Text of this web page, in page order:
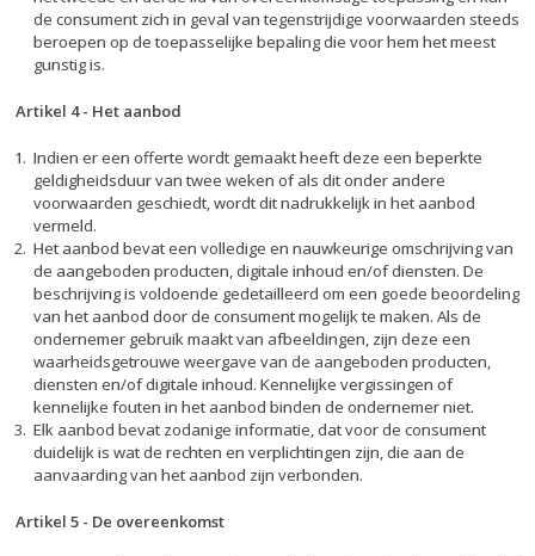
de consument zich in geval van tegenstrijdige voorwaarden steeds
beroepen op de toepasselijke bepaling die voor hem het meest
gunstig is.
Artikel 4- Het aanbod
Indien er een offerte wordt gemaakt heeft deze een beperkte
geldigheidsduur van twee weken of als dit onder andere
voorwaarden geschiedt, wordt dit nadrukkelijk in het aanbod
vermeld.
Het aanbod bevat een volledige en nauwkeurige omschrijving van
de aangeboden producten, digitale inhoud en/of diensten. De
beschrijving is voldoende gedetailleerd om een goede beoordeling
van het aanbod door de consument mogelijk te maken. Als de
ondernemer gebruik maakt van afbeeldingen, zijn deze een
waarheidsgetrouwe weergave van de aangeboden producten,
diensten en/of digitale inhoud. Kennelijke vergissingen of
kennelijke fouten in het aanbod binden de ondernemer niet.
Elk aanbod bevat zodanige informatie, dat voor de consument
duidelijk is wat de rechten en verplichtingen zijn, die aan de
aanvaarding van het aanbod zijn verbonden.
Artikel 5 - De overeenkomst